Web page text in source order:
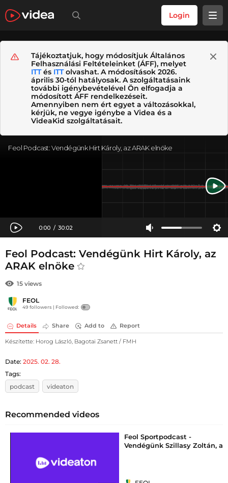
Login
Tájékoztatjuk, hogy módosítjuk Általános
Felhasználási Feltételeinket (ÁFF), melyet
ITTés ITTolvashat. A módosítások 2026.
április 30-tól hatályosak. A szolgáltatásaink
további igénybevételével Ön elfogadja a
módosított ÁFF rendelkezéseit.
Amennyiben nem ért egyet a változásokkal,
kérjük, ne vegye igénybe a Videa és a
VideaKid szolgáltatásait.
Feol Podcast: Vendégünk Hirt Károly, az
ARAK elnöke
15 views
FEOL
49 followers | Followed:
Details Share Add to Report
Készítette: Horog László, Bagotai Zsanett / FMH
Date: 2025. 02. 28.
Tags:
podcast
videaton
Recommended videos
Feol Sportpodcast -
Vendégünk Szillasy Zoltán, a